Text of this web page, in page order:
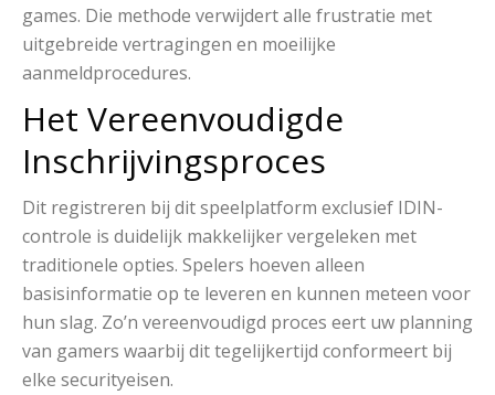
games. Die methode verwijdert alle frustratie met
uitgebreide vertragingen en moeilijke
aanmeldprocedures.
Het Vereenvoudigde
Inschrijvingsproces
Dit registreren bij dit speelplatform exclusief IDIN-
controle is duidelijk makkelijker vergeleken met
traditionele opties. Spelers hoeven alleen
basisinformatie op te leveren en kunnen meteen voor
hun slag. Zo’n vereenvoudigd proces eert uw planning
van gamers waarbij dit tegelijkertijd conformeert bij
elke securityeisen.